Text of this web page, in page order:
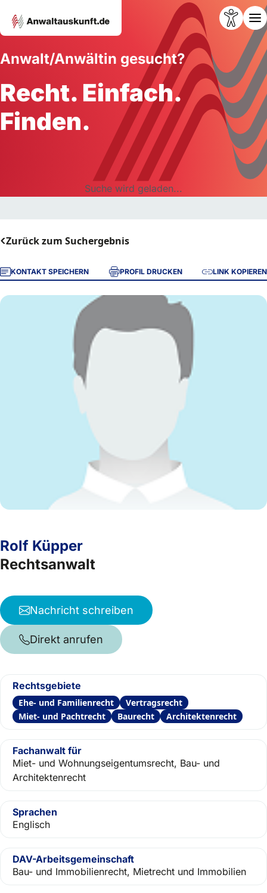
Anwalt/Anwältin gesucht?
Recht. Einfach.
Finden.
Suche wird geladen...
Zurück zum Suchergebnis
KONTAKT SPEICHERN PROFIL DRUCKEN LINK KOPIEREN
Rolf Küpper
Rechtsanwalt
Nachricht schreiben
Direkt anrufen
Rechtsgebiete
Ehe- und Familienrecht
Vertragsrecht
Miet- und Pachtrecht
Baurecht Architektenrecht
Fachanwalt für
Miet- und Wohnungseigentumsrecht, Bau- und
Architektenrecht
Sprachen
Englisch
DAV-Arbeitsgemeinschaft
Bau- und Immobilienrecht, Mietrecht und Immobilien